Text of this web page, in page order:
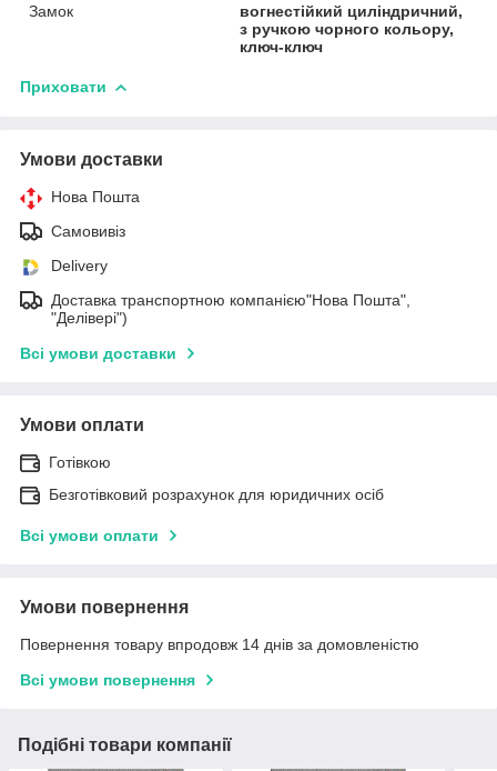
Замок
вогнестійкий циліндричний,
з ручкою чорного кольору,
ключ-ключ
Приховати
Умови доставки
Нова Пошта
Самовивіз
Delivery
Доставка транспортною компанією"Нова Пошта",
"Делівері")
Всі умови доставки
Умови оплати
Готівкою
Безготівковий розрахунок для юридичних осіб
Всі умови оплати
Умови повернення
Повернення товару впродовж 14 днів за домовленістю
Всі умови повернення
Подібні товари компанії